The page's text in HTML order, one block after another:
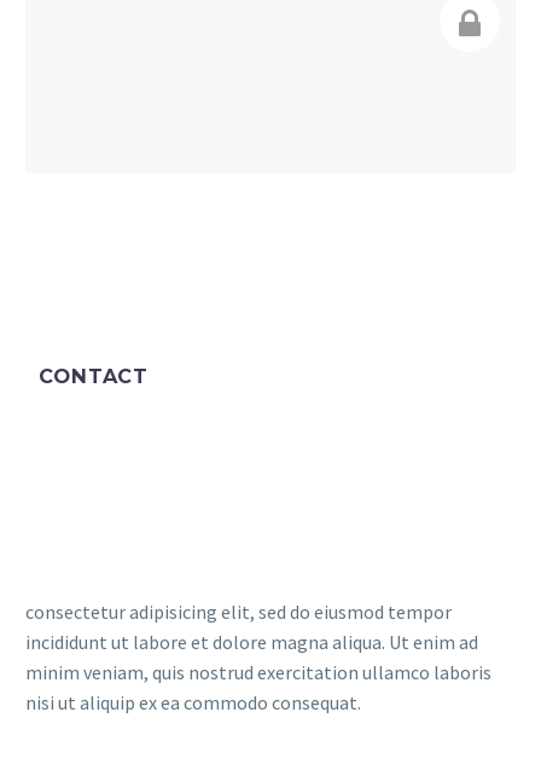
CONTACT
consectetur adipisicing elit, sed do eiusmod tempor
incididunt ut labore et dolore magna aliqua. Ut enim ad
minim veniam, quis nostrud exercitation ullamco laboris
nisi ut aliquip ex ea commodo consequat.